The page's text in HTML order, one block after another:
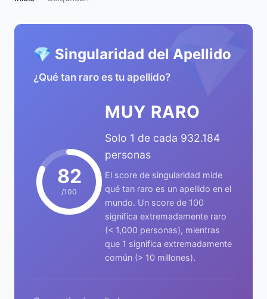
💎
💎 Singularidad del Apellido
¿Qué tan raro es tu apellido?
82
/100
MUY RARO
Solo 1 de cada 932.184
personas
El score de singularidad mide
qué tan raro es un apellido en el
mundo. Un score de 100
significa extremadamente raro
(< 1,000 personas), mientras
que 1 significa extremadamente
común (> 10 millones).